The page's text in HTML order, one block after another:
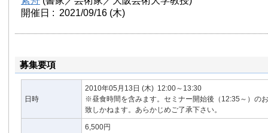
開催日 : 2021/09/16 (木)
募集要項
日時
2010年05月13日 (木) 12:00～13:30
※昼食時間を含みます。セミナー開始後（12:35～）の
致しかねます。あらかじめご了承下さい。
6,500円